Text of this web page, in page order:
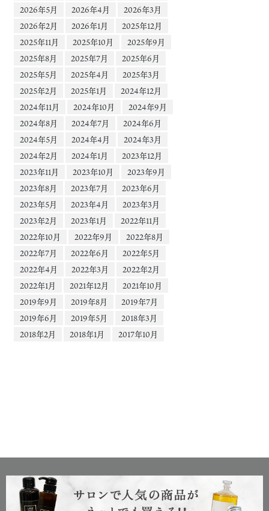
2026年5月
2026年4月
2026年3月
2026年2月
2026年1月
2025年12月
2025年11月
2025年10月
2025年9月
2025年8月
2025年7月
2025年6月
2025年5月
2025年4月
2025年3月
2025年2月
2025年1月
2024年12月
2024年11月
2024年10月
2024年9月
2024年8月
2024年7月
2024年6月
2024年5月
2024年4月
2024年3月
2024年2月
2024年1月
2023年12月
2023年11月
2023年10月
2023年9月
2023年8月
2023年7月
2023年6月
2023年5月
2023年4月
2023年3月
2023年2月
2023年1月
2022年11月
2022年10月
2022年9月
2022年8月
2022年7月
2022年6月
2022年5月
2022年4月
2022年3月
2022年2月
2022年1月
2021年12月
2021年10月
2019年9月
2019年8月
2019年7月
2019年6月
2019年5月
2018年3月
2018年2月
2018年1月 2017年10月